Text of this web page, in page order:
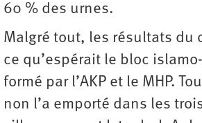
60 % des urnes.
Malgré tout, les résultats du
ce qu’espérait le bloc
formé par l’AKP et le MHP.
non l’a emporté dans les